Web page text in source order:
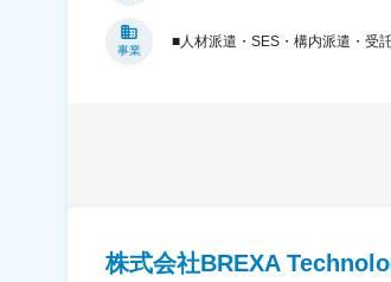
事業
■人材派遣・SES・構内派遣・受
株式会社BREXA